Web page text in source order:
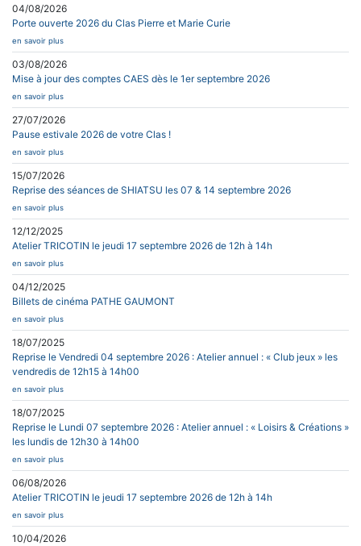
04/08/2026
Porte ouverte 2026 du Clas Pierre et Marie Curie
en savoir plus
03/08/2026
Mise à jour des comptes CAES dès le 1er septembre 2026
en savoir plus
27/07/2026
Pause estivale 2026 de votre Clas !
en savoir plus
15/07/2026
Reprise des séances de SHIATSU les 07 & 14 septembre 2026
en savoir plus
12/12/2025
Atelier TRICOTIN le jeudi 17 septembre 2026 de 12h à 14h
en savoir plus
04/12/2025
Billets de cinéma PATHE GAUMONT
en savoir plus
18/07/2025
Reprise le Vendredi 04 septembre 2026 : Atelier annuel : « Club jeux » les
vendredis de 12h15 à 14h00
en savoir plus
18/07/2025
Reprise le Lundi 07 septembre 2026 : Atelier annuel : « Loisirs & Créations »
les lundis de 12h30 à 14h00
en savoir plus
06/08/2026
Atelier TRICOTIN le jeudi 17 septembre 2026 de 12h à 14h
en savoir plus
10/04/2026